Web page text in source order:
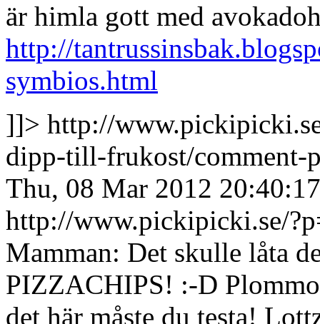
är himla gott med
http://
symbios.html
]]> http://
dipp-till-frukost/comment-
Thu, 08 Mar 2012
http://www.pickipicki.se/
Mamman: Det skulle låta
PIZZACHIPS! :-D
det här måste du testa!